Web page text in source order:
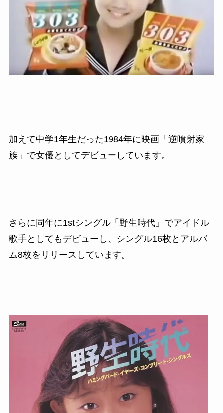
加えて中学1年生だった1984年に映画「逆噴射家
族」で女優としてデビューしています。
さらに同年に1stシングル「野生時代」でアイドル
歌手としてもデビューし、シングル16枚とアルバ
ム8枚をリリースしています。